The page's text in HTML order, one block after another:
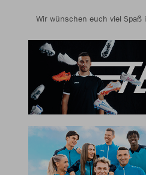
Wir wünschen euch viel Spaß